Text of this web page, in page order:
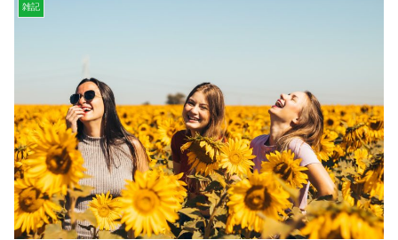
雑記